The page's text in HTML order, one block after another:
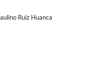
Ruiz Huanca